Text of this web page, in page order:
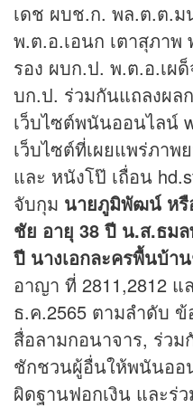
เดช ผบช.ก. พล.ต.ต.
พ.ต.อ.เอนก เตาสุภาพ
รอง ผบก.ป. พ.ต.อ.เผ
บก.ป. ร่วมกันแถลงผล
เว็บไซต์พนันออนไลน์
เว็บไซต์ที่เผยแพร่ภา
และ หนังโป๊ เถื่อน
จับกุม นายภูมิพัฒน์ หรื
ชัย อายุ 38 ปี น.ส.ธม
ปี นางเอกละครพื้นบ้า
อาญา ที่ 2811,2812 แ
ธ.ค.2565 ตามลำดับ ข้
สื่อลามกอนาจาร, ร่ว
ชักชวนผู้อื่นให้พนันออ
ผิดฐานฟอกเงิน และร่